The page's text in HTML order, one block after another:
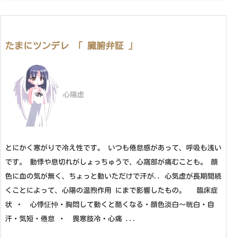
たまにツンデレ 「 臓腑弁証 」
心陽虚
とにかく寒がりで冷え性です。 いつも倦怠感があって、呼吸も浅い
です。 動悸や息切れがしょっちゅうで、心窩部が痛むことも。 顔
色に血の気が無く、ちょっと動いただけで汗が.. 心気虚が長期間続
くことによって、心陽の温煦作用 にまで影響したもの。 臨床症
状 ・ 心悸怔忡・胸悶して動くと酷くなる・顔色淡白～晄白・自
汗・気短・倦怠 ・ 畏寒肢冷・心痛 ...